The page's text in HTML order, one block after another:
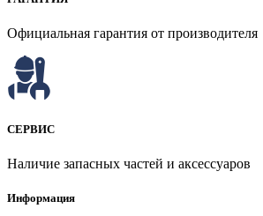
Официальная гарантия от производителя
СЕРВИС
Наличие запасных частей и аксессуаров
Информация